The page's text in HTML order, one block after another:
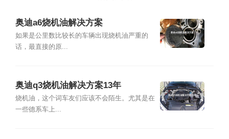
奥迪a6烧机油解决方案
如果是公里数比较长的车辆出现烧机油严重的
话，最直接的原...
奥迪q3烧机油解决方案13年
烧机油，这个词车友们应该不会陌生。尤其是在
一些德系车上...